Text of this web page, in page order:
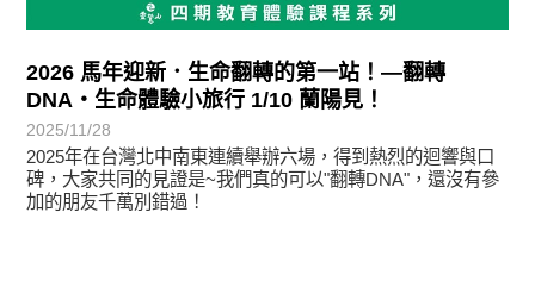
2026 馬年迎新．生命翻轉的第一站！—翻轉
DNA・生命體驗小旅行 1/10 蘭陽見！
2025/11/28
2025年在台灣北中南東連續舉辦六場，得到熱烈的迴響與口
碑，大家共同的見證是~我們真的可以"翻轉DNA"，還沒有參
加的朋友千萬別錯過！